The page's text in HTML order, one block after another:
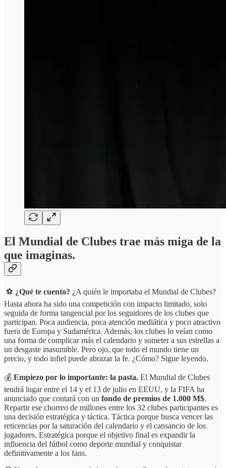
El Mundial de Clubes trae más miga de la
que imaginas.
⚽ ¿Qué te cuento? ¿A quién le importaba el Mundial de Clubes?
Hasta ahora ha sido una competición con impacto limitado, solo
seguida de forma tangencial por los seguidores de los clubes que
participan. Poca audiencia, poca atención mediática y poco atractivo
fuera de Europa y Sudamérica. Además, los clubes lo veían como
una forma de complicar más el calendario y someter a sus estrellas a
un desgaste inasumible. Pero ojo, que todo el mundo tiene un
precio, y todo infiel puede abrazar la fe. ¿Cómo? Sigue leyendo.
💰 Empiezo por lo importante: la pasta. El Mundial de Clubes
tendrá lugar entre el 14 y el 13 de julio en EEUU, y la FIFA ha
anunciado que contará con un fondo de premios de 1.000 M$.
Repartir ese chorreo de millones entre los 32 clubes participantes es
una decisión estratégica y táctica. Táctica porque busca vencer las
reticencias por la saturación del calendario y el cansancio de los
jugadores. Estratégica porque el objetivo final es expandir la
influencia del fútbol como deporte mundial y conquistar
definitivamente a los fans.